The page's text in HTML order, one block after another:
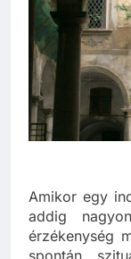
Amikor egy
addig
érzékenység